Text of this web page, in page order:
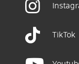
TikTok